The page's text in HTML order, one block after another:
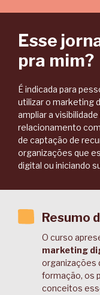
Esse
pra mim?
É indicada para
utilizar o marketing
ampliar a
relacionamento
de captação de
organizações que
digital ou iniciando
Resumo
O curso
marketing
organizações
formação, os
conceitos